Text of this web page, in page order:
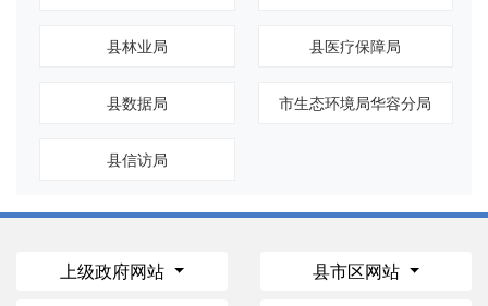
县林业局 县医疗保障局
县数据局 市生态环境局华容分局
县信访局
上级政府网站 县市区网站